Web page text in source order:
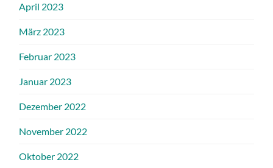
April 2023
März 2023
Februar 2023
Januar 2023
Dezember 2022
November 2022
Oktober 2022